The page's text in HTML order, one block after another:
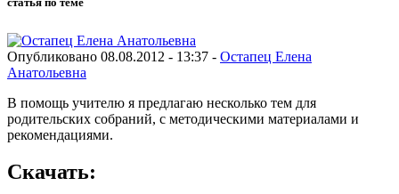
Опубликовано 08.08.2012 - 13:37 - Остапец Елена
Анатольевна
В помощь учителю я предлагаю несколько тем для
родительских собраний, с методическими материалами и
рекомендациями.
Скачать: